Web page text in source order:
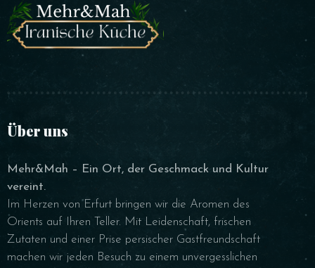
Über uns
Mehr&Mah – Ein Ort, der Geschmack und Kultur
vereint.
Im Herzen von Erfurt bringen wir die Aromen des
Orients auf Ihren Teller. Mit Leidenschaft, frischen
Zutaten und einer Prise persischer Gastfreundschaft
machen wir jeden Besuch zu einem unvergesslichen